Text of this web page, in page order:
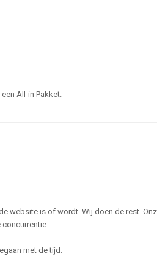
All-in Pakket.
website is of wordt. Wij doen de rest.
concurrentie.
met de tijd.